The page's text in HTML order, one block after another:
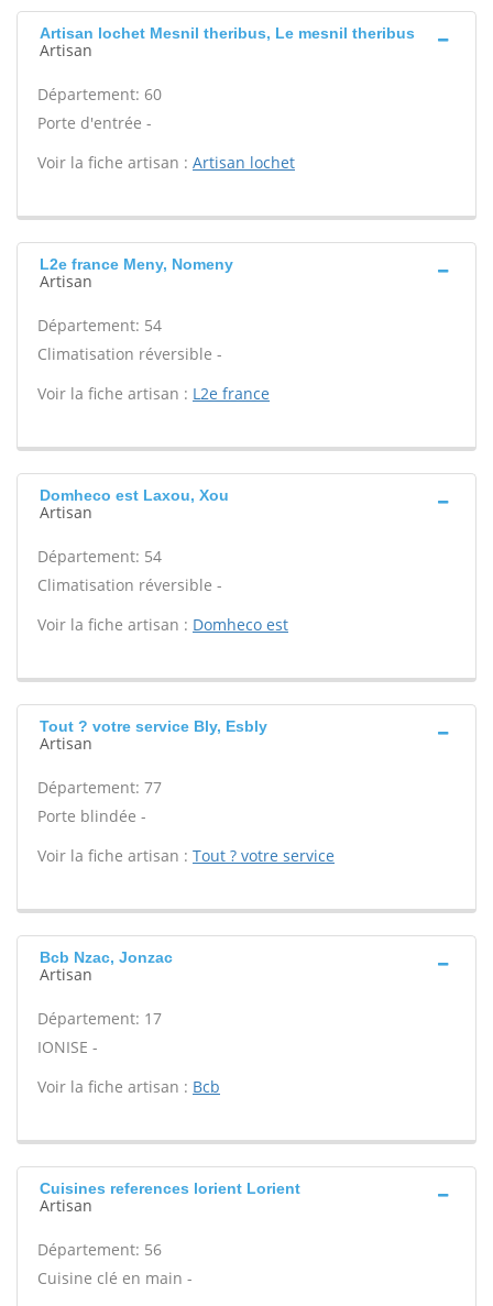
Artisan lochet Mesnil theribus, Le mesnil theribus
Artisan
Département: 60
Porte d'entrée -
Voir la fiche artisan : Artisan lochet
L2e france Meny, Nomeny
Artisan
Département: 54
Climatisation réversible -
Voir la fiche artisan : L2e france
Domheco est Laxou, Xou
Artisan
Département: 54
Climatisation réversible -
Voir la fiche artisan : Domheco est
Tout ? votre service Bly, Esbly
Artisan
Département: 77
Porte blindée -
Voir la fiche artisan : Tout ? votre service
Bcb Nzac, Jonzac
Artisan
Département: 17
IONISE -
Voir la fiche artisan : Bcb
Cuisines references lorient Lorient
Artisan
Département: 56
Cuisine clé en main -